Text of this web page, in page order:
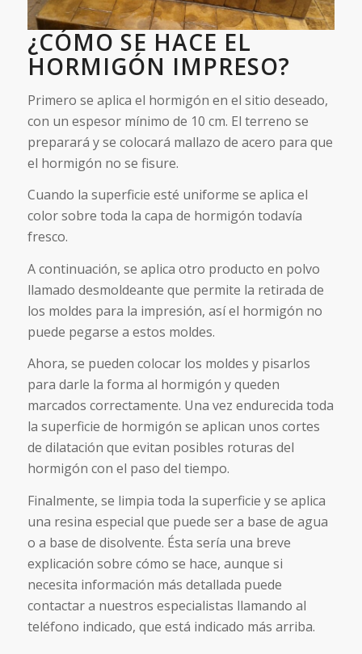
¿CÓMO SE HACE EL
HORMIGÓN IMPRESO?
Primero se aplica el hormigón en el sitio deseado,
con un espesor mínimo de 10 cm. El terreno se
preparará y se colocará mallazo de acero para que
el hormigón no se fisure.
Cuando la superficie esté uniforme se aplica el
color sobre toda la capa de hormigón todavía
fresco.
A continuación, se aplica otro producto en polvo
llamado desmoldeante que permite la retirada de
los moldes para la impresión, así el hormigón no
puede pegarse a estos moldes.
Ahora, se pueden colocar los moldes y pisarlos
para darle la forma al hormigón y queden
marcados correctamente. Una vez endurecida toda
la superficie de hormigón se aplican unos cortes
de dilatación que evitan posibles roturas del
hormigón con el paso del tiempo.
Finalmente, se limpia toda la superficie y se aplica
una resina especial que puede ser a base de agua
o a base de disolvente. Ésta sería una breve
explicación sobre cómo se hace, aunque si
necesita información más detallada puede
contactar a nuestros especialistas llamando al
teléfono indicado, que está indicado más arriba.